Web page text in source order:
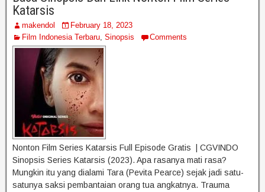
Katarsis
makendol
February 18, 2023
Film Indonesia Terbaru, Sinopsis Comments
Nonton Film Series Katarsis Full Episode Gratis | CGVINDO
Sinopsis Series Katarsis (2023). Apa rasanya mati rasa?
Mungkin itu yang dialami Tara (Pevita Pearce) sejak jadi satu-
satunya saksi pembantaian orang tua angkatnya. Trauma